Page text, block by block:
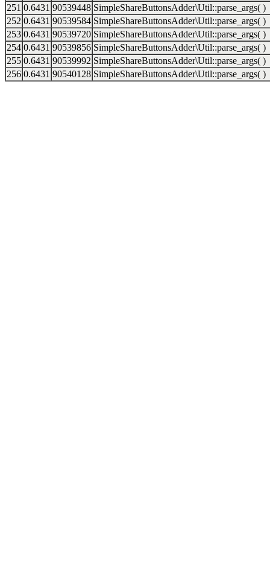
251 0.6431 90539448 SimpleShareButtonsAdder\Util::parse_args( )
252 0.6431 90539584 SimpleShareButtonsAdder\Util::parse_args( )
253 0.6431 90539720 SimpleShareButtonsAdder\Util::parse_args( )
254 0.6431 90539856 SimpleShareButtonsAdder\Util::parse_args( )
255 0.6431 90539992 SimpleShareButtonsAdder\Util::parse_args( )
256 0.6431 90540128 SimpleShareButtonsAdder\Util::parse_args( )